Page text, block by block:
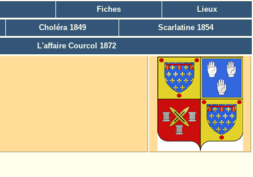
Fiches Lieux
Choléra 1849 Scarlatine 1854
L'affaire Courcol 1872